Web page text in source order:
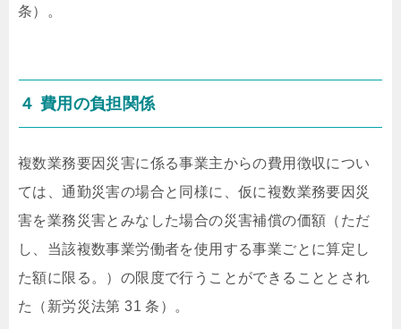
条）。
４ 費用の負担関係
複数業務要因災害に係る事業主からの費用徴収につい
ては、通勤災害の場合と同様に、仮に複数業務要因災
害を業務災害とみなした場合の災害補償の価額（ただ
し、当該複数事業労働者を使用する事業ごとに算定し
た額に限る。）の限度で行うことができることとされ
た（新労災法第 31 条）。